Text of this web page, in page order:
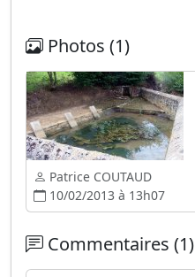
Photos (1)
Patrice COUTAUD
10/02/2013 à 13h07
Commentaires (1)